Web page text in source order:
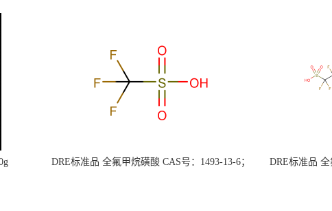
DRE标准品 全氟甲烷磺酸 CAS号：1493-13-6；
DRE标准品